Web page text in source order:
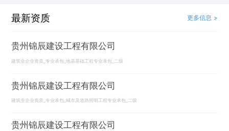
最新资质 更多信息 >
贵州锦辰建设工程有限公司
建筑业企业资质_专业承包_地基基础工程专业承包_二级
贵州锦辰建设工程有限公司
建筑业企业资质_专业承包_城市及道路照明工程专业承包_二级
贵州锦辰建设工程有限公司